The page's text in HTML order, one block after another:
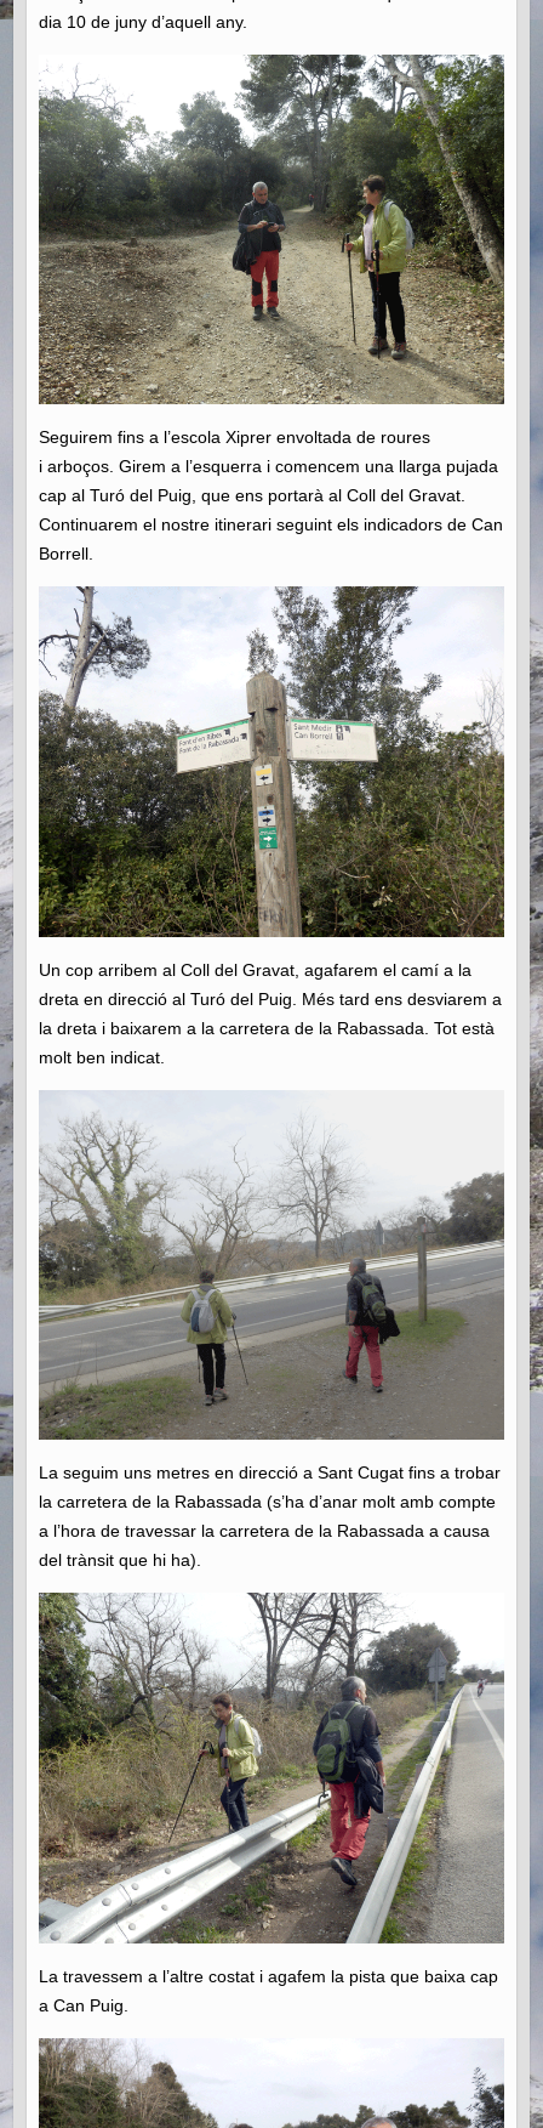
dia 10 de juny d’aquell any.
Seguirem fins a l’escola Xiprer envoltada de roures
i arboços. Girem a l’esquerra i comencem una llarga pujada
cap al Turó del Puig, que ens portarà al Coll del Gravat.
Continuarem el nostre itinerari seguint els indicadors de Can
Borrell.
Un cop arribem al Coll del Gravat, agafarem el camí a la
dreta en direcció al Turó del Puig. Més tard ens desviarem a
la dreta i baixarem a la carretera de la Rabassada. Tot està
molt ben indicat.
La seguim uns metres en direcció a Sant Cugat fins a trobar
la carretera de la Rabassada (s’ha d’anar molt amb compte
a l’hora de travessar la carretera de la Rabassada a causa
del trànsit que hi ha).
La travessem a l’altre costat i agafem la pista que baixa cap
a Can Puig.